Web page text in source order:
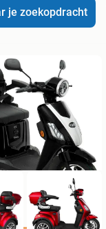
je zoekopdracht